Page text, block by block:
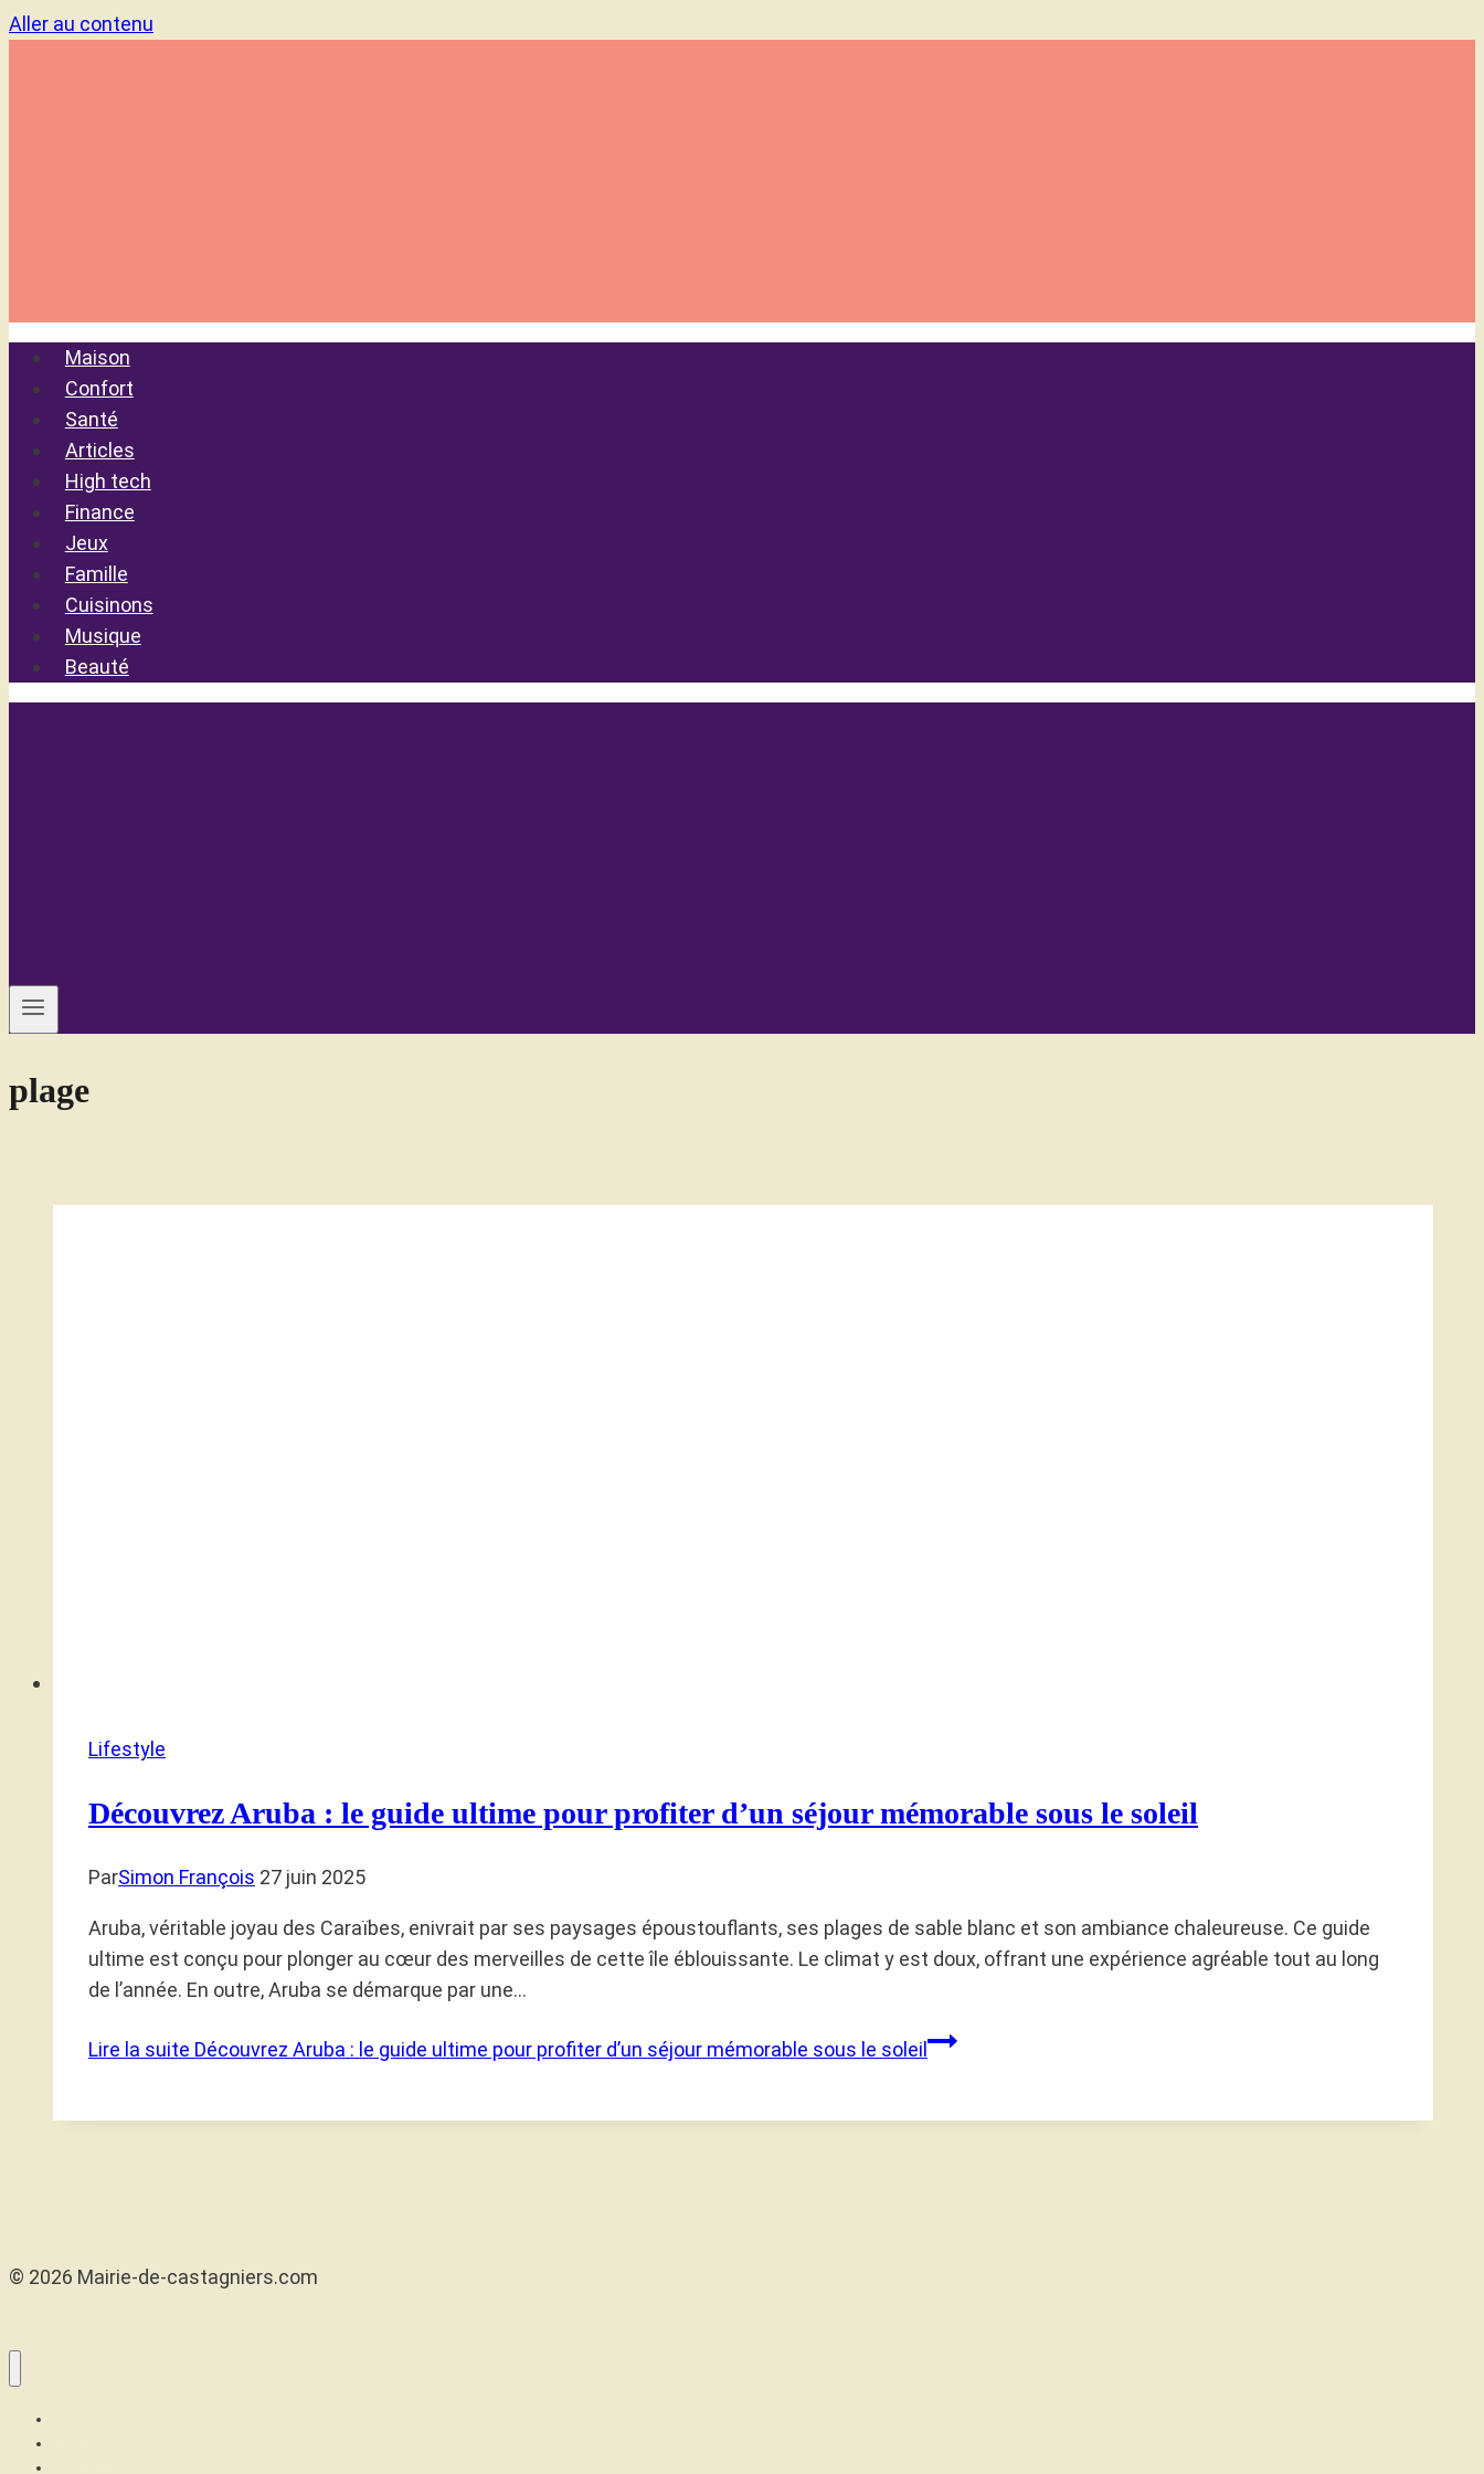
Aller au contenu
Maison
Confort
Santé
Articles
High tech
Finance
Jeux
Famille
Cuisinons
Musique
Beauté
plage
Lifestyle
Découvrez Aruba : le guide ultime pour profiter d’un séjour mémorable sous le soleil
ParSimon François 27 juin 2025
Aruba, véritable joyau des Caraïbes, enivrait par ses paysages époustouflants, ses plages de sable blanc et son ambiance chaleureuse. Ce guide
ultime est conçu pour plonger au cœur des merveilles de cette île éblouissante. Le climat y est doux, offrant une expérience agréable tout au long
de l’année. En outre, Aruba se démarque par une…
Lire la suite Découvrez Aruba : le guide ultime pour profiter d’un séjour mémorable sous le soleil
© 2026 Mairie-de-castagniers.com